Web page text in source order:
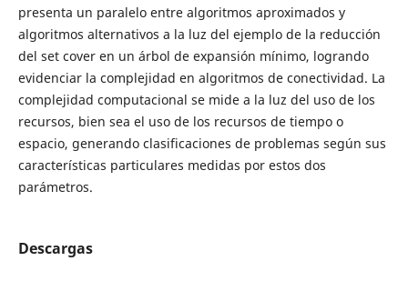
presenta un paralelo entre algoritmos aproximados y
algoritmos alternativos a la luz del ejemplo de la reducción
del set cover en un árbol de expansión mínimo, logrando
evidenciar la complejidad en algoritmos de conectividad. La
complejidad computacional se mide a la luz del uso de los
recursos, bien sea el uso de los recursos de tiempo o
espacio, generando clasificaciones de problemas según sus
características particulares medidas por estos dos
parámetros.
Descargas